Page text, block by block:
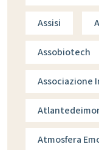
Assisi
Assobiotech
Associazione
Atmosfera